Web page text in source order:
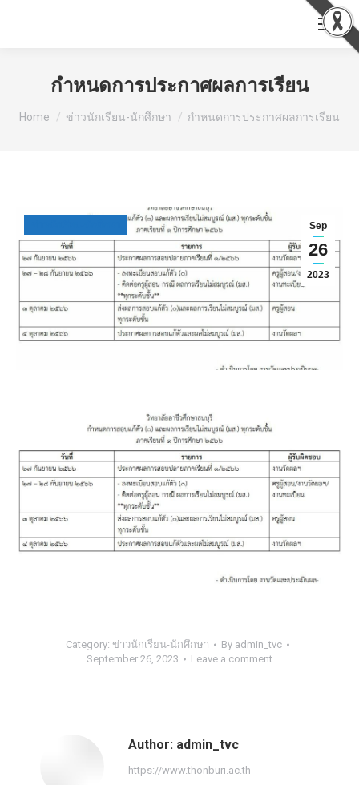
กำหนดการประกาศผลการเรียน
You are here:
Home ข่าวนักเรียน-นักศึกษา กำหนดการประกาศผลการเรียน
Sep
26
2023
Category: ข่าวนักเรียน-นักศึกษา By admin_tvc
September 26, 2023
Leave a comment
Author: admin_tvc
https://www.thonburi.ac.th